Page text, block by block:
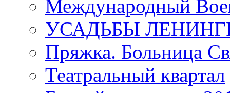
Международный
УСАДЬБЫ
Пряжка. Больница
Театральный квартал